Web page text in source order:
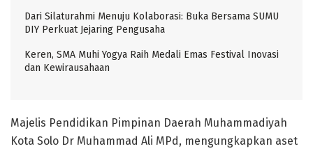
Dari Silaturahmi Menuju Kolaborasi: Buka Bersama SUMU
DIY Perkuat Jejaring Pengusaha
Keren, SMA Muhi Yogya Raih Medali Emas Festival Inovasi
dan Kewirausahaan
Majelis Pendidikan Pimpinan Daerah Muhammadiyah
Kota Solo Dr Muhammad Ali MPd, mengungkapkan aset